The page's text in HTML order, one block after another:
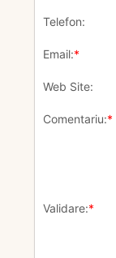
Telefon:
Email:*
Web Site:
Comentariu:*
Validare:*